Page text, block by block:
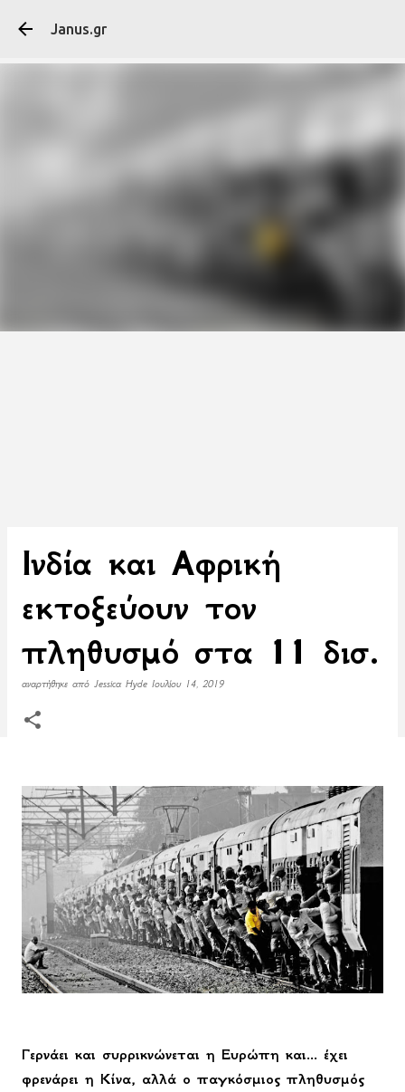
Janus.gr
Ινδία και Αφρική
εκτοξεύουν τον
πληθυσμό στα 11 δισ.
αναρτήθηκε από Jessica Hyde Ιουλίου 14, 2019
Γερνάει και συρρικνώνεται η Ευρώπη και... έχει
φρενάρει η Κίνα, αλλά ο παγκόσμιος πληθυσμός